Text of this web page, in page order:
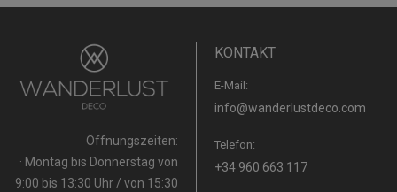
Öffnungszeiten:
· Montag bis Donnerstag von
9:00 bis 13:30 Uhr / von 15:30
KONTAKT
E-Mail:
info@wanderlustdeco.com
Telefon:
+34 960 663 117